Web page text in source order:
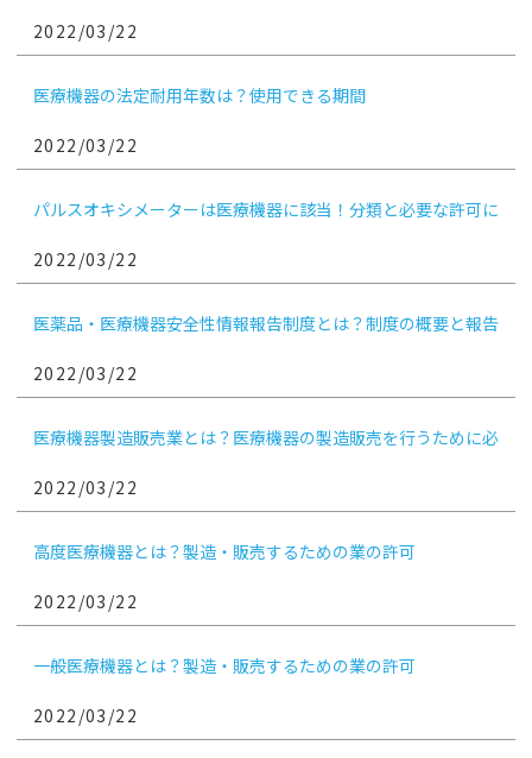
2022/03/22
医療機器の法定耐用年数は？使用できる期間
2022/03/22
パルスオキシメーターは医療機器に該当！分類と必要な許可に
2022/03/22
医薬品・医療機器安全性情報報告制度とは？制度の概要と報告
2022/03/22
医療機器製造販売業とは？医療機器の製造販売を行うために必
2022/03/22
高度医療機器とは？製造・販売するための業の許可
2022/03/22
一般医療機器とは？製造・販売するための業の許可
2022/03/22